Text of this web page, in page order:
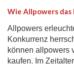
Wie Allpowers
Allpowers
Konkurrenz
können allpowers
kaufen. Im